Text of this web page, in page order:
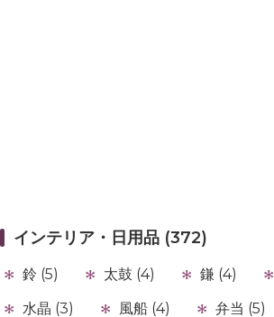
インテリア・日用品 (372)
鈴 (5) 太鼓 (4) 鎌 (4)
水晶 (3)
風船 (4) 弁当 (5)